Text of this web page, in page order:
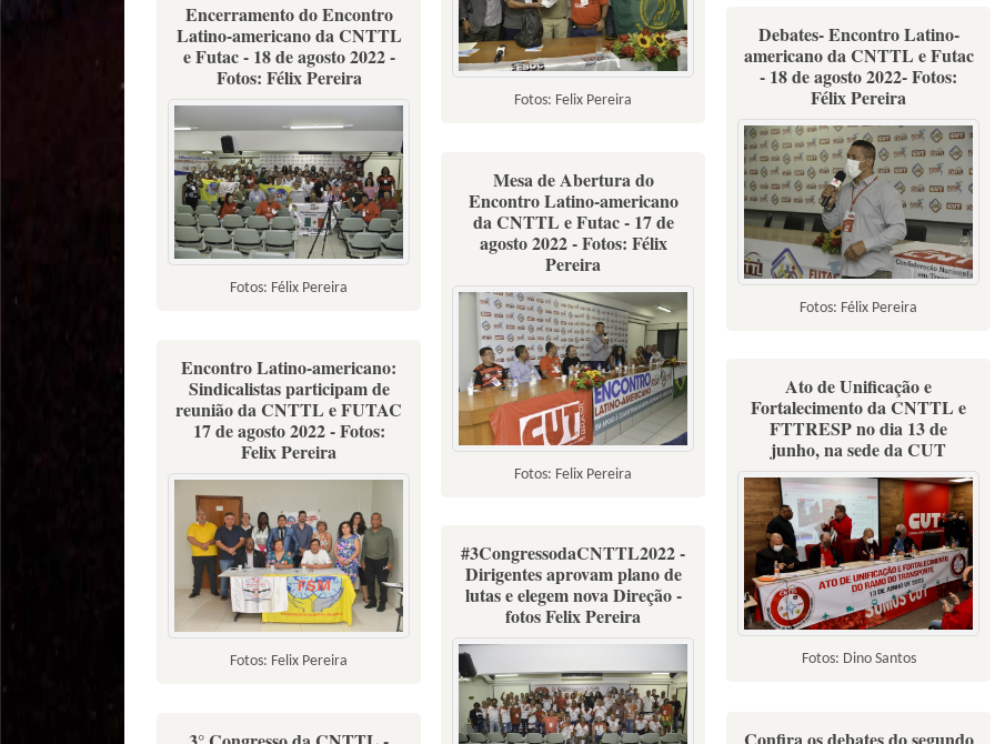
Fotos: Felix Pereira
Encerramento do Encontro
Latino-americano da CNTTL
e Futac - 18 de agosto 2022 -
Fotos: Félix Pereira
Fotos: Félix Pereira
Debates- Encontro Latino-
americano da CNTTL e Futac
- 18 de agosto 2022- Fotos:
Félix Pereira
Fotos: Félix Pereira
Mesa de Abertura do
Encontro Latino-americano
da CNTTL e Futac - 17 de
agosto 2022 - Fotos: Félix
Pereira
Fotos: Felix Pereira
Encontro Latino-americano:
Sindicalistas participam de
reunião da CNTTL e FUTAC
17 de agosto 2022 - Fotos:
Felix Pereira
Fotos: Felix Pereira
Ato de Unificação e
Fortalecimento da CNTTL e
FTTRESP no dia 13 de
junho, na sede da CUT
Fotos: Dino Santos
#3CongressodaCNTTL2022 -
Dirigentes aprovam plano de
lutas e elegem nova Direção -
fotos Felix Pereira